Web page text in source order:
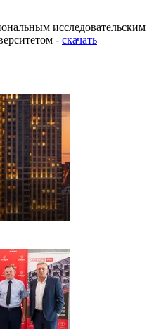
исследовательским
- скачать